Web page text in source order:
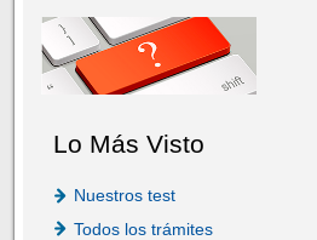
Lo Más Visto
Nuestros test
Todos los trámites